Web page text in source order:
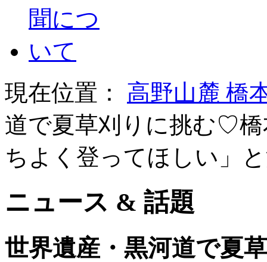
現在位置： 高野山麓 橋
道で夏草刈りに挑む♡橋
ちよく登ってほしい」
ニュース & 話題
世界遺産・黒河道で夏